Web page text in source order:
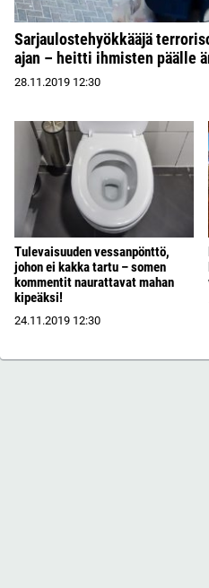
Sarjaulostehyökkääjä
ajan – heitti ihmisten päälle
28.11.2019 12:30
Tulevaisuuden vessanpönttö,
johon ei kakka tartu – somen
kommentit naurattavat mahan
kipeäksi!
24.11.2019 12:30